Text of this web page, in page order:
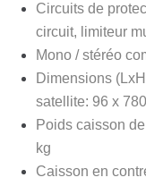
Circuits de
circuit, limiteur
Mono / stéréo
Dimensions
satellite: 96 x
Poids caisson
kg
Caisson en